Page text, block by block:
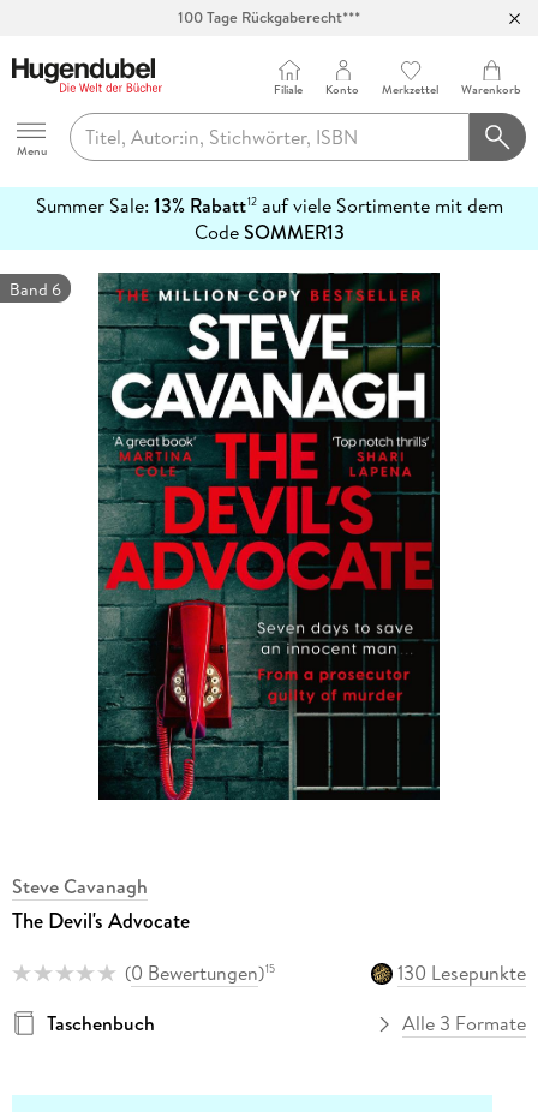
Hugendubel
Menu
Filiale Konto Merkzettel Warenkorb
Summer Sale: 13% Rabatt12auf viele Sortimente mit dem
CodeSOMMER13
erfahren
Band 6
Steve Cavanagh
The Devil's Advocate
(0 Bewertungen)15
130 Lesepunkte
Taschenbuch
Alle 3 Formate